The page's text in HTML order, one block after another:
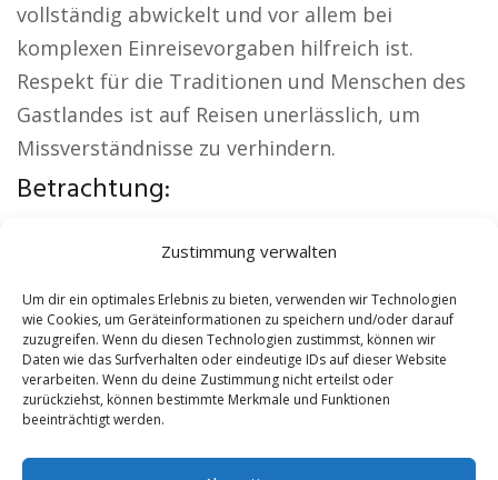
Zustimmung verwalten
Um dir ein optimales Erlebnis zu bieten, verwenden wir Technologien
wie Cookies, um Geräteinformationen zu speichern und/oder darauf
zuzugreifen. Wenn du diesen Technologien zustimmst, können wir
Daten wie das Surfverhalten oder eindeutige IDs auf dieser Website
verarbeiten. Wenn du deine Zustimmung nicht erteilst oder
zurückziehst, können bestimmte Merkmale und Funktionen
beeinträchtigt werden.
vollständig abwickelt und vor allem bei
komplexen Einreisevorgaben hilfreich ist.
Respekt für die Traditionen und Menschen des
Gastlandes ist auf Reisen unerlässlich, um
Missverständnisse zu verhindern.
Betrachtung:
Autovermietung Heideck |Sicherheitsdienst
Heideck |Hauskauf Heideck|Hundeschule
Heideck|Schamane Heideck
Contents [show]
No tags for this post.